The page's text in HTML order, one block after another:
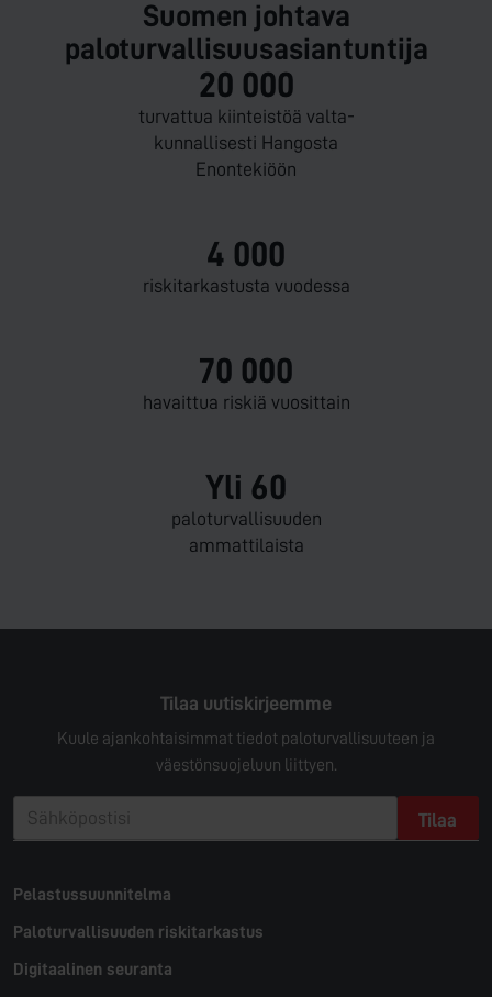
Suomen johtava
paloturvallisuusasiantuntija
20 000
turvattua kiinteistöä valta­
kunnallisesti Hangosta
Enontekiöön
4 000
riski­tarkastusta vuodessa
70 000
havaittua riskiä vuosittain
Yli 60
palo­turvallisuuden
ammattilaista
Tilaa uutiskirjeemme
Kuule ajankohtaisimmat tiedot paloturvallisuuteen ja
väestönsuojeluun liittyen.
Pelastussuunnitelma
Paloturvallisuuden riskitarkastus
Digitaalinen seuranta